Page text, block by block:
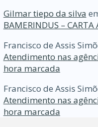
Gilmar tiepo da silva
BAMERINDUS – CARTA
Francisco de Assis
Atendimento nas
hora marcada
Francisco de Assis
Atendimento nas
hora marcada